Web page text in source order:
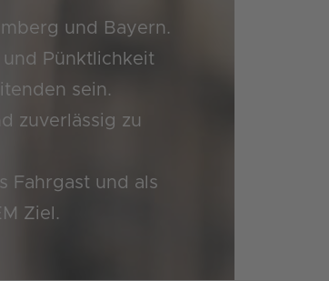
und Bayern.
Pünktlichkeit
sein.
zuverlässig zu
Fahrgast und als
Ziel.